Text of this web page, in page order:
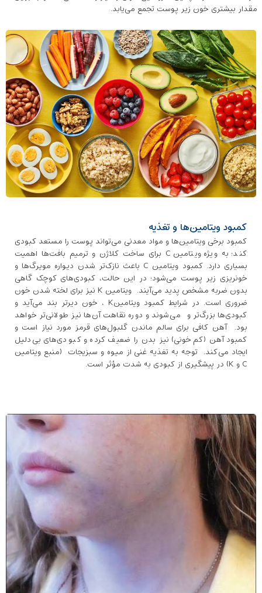
مقدار بیشتری خون زیر پوست تجمع می‌یابد.
کمبود ویتامین‌ها و تغذیه
کمبود برخی ویتامین‌ها و مواد معدنی می‌تواند پوست را مستعد کبودی
کند؛ به ‌ویژه ویتامین C برای ساخت کلاژن و ترمیم بافت‌ها اهمیت
بسیاری دارد. کمبود ویتامین C باعث نازک‌تر شدن دیواره مویرگ‌ها و
خونریزی زیر پوست می‌شود؛ در این حالت، کبودی‌های کوچک گاهی
بدون ضربه مشخص پدید می‌آیند. ویتامین K نیز برای لخته شدن خون
ضروری است. در شرایط کمبود ویتامینK ، خون دیرتر بند می‌آید و
کبودی‌ها بزرگ‌تر و می‌شوند و دوره نقاهت آن‌ها نیز طولانی‌تر خواهد
بود. آهن کافی برای سالم ماندن گلبول‌های قرمز مورد نیاز است و
کمبود آهن (کم‌خونی) نیز بدن را ضعیف کرده و کبودی‌های بی‌دلیل
ایجاد می‌کند. توجه به تغذیه غنی از میوه و سبزیجات (منبع ویتامین
C و K) در پیشگیری از کبودی به شدت مؤثر است.